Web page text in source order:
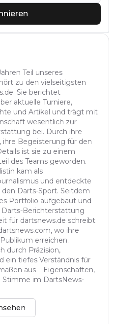
Teil unseres
zu den vielseitigsten
Sie berichtet
aktuelle Turniere,
und Artikel und trägt mit
wesentlich zur
bei. Durch ihre
ihre Begeisterung für den
ist sie zu einem
des Teams geworden.
kam als
und entdeckte
Darts-Sport. Seitdem
Portfolio aufgebaut und
Darts-Berichterstattung
für dartsnews.de schreibt
wo ihre
erreichen.
durch Präzision,
ein tiefes Verständnis für
aus – Eigenschaften,
Stimme im DartsNews-